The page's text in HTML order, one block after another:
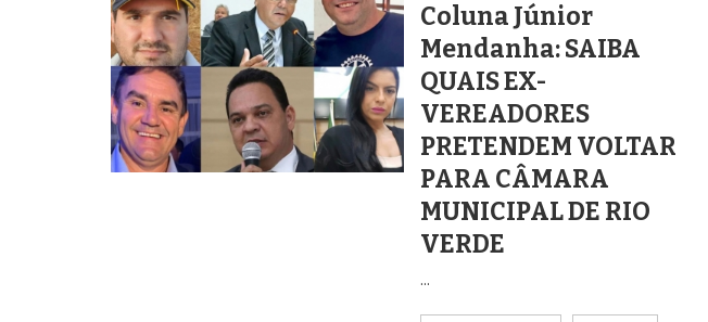
Coluna Júnior
Mendanha: SAIBA
QUAIS EX-
VEREADORES
PRETENDEM VOLTAR
PARA CÂMARA
MUNICIPAL DE RIO
VERDE
...